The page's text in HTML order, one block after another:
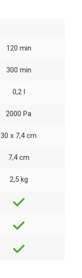
120 min
300 min
0,2 l
2000 Pa
30 x 7,4 cm
7,4 cm
2,5 kg